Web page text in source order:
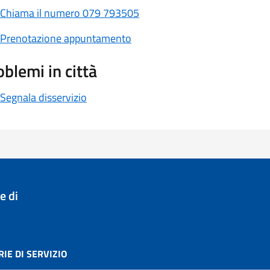
Chiama il numero 079 793505
Prenotazione appuntamento
in città
Segnala disservizio
di
DI SERVIZIO